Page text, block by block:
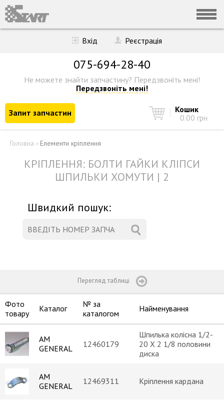
Вхід Реєстрація
075-694-28-40
Не можете знайти запчастину? Передзвоніть мені!
Передзвоніть мені!
Запит запчастин
Кошик
0.00 грн
Головна > Елементи кріплення
КРІПЛЕННЯ: БОЛТИ ГАЙКИ КЛІПСИ
ШПИЛЬКИ ХОМУТИ | 2
Швидкий пошук:
Перегляд таблиці
Фото
товару
Каталог
№ за
каталогом
Найменування
AM
GENERAL
12460179
Шпилька колісна 1/2-
20 X 2 1/8 половини
диска
AM
GENERAL
12469311 Кріплення кардана